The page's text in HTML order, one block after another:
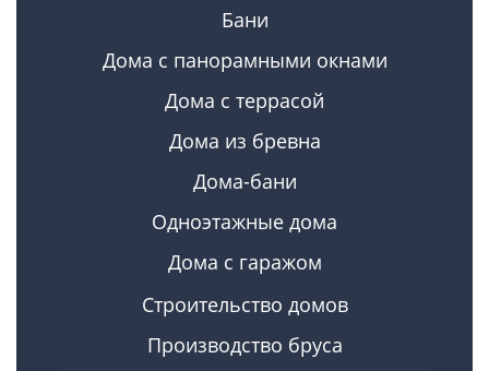
Бани
Дома с панорамными окнами
Дома с террасой
Дома из бревна
Дома-бани
Одноэтажные дома
Дома с гаражом
Строительство домов
Производство бруса